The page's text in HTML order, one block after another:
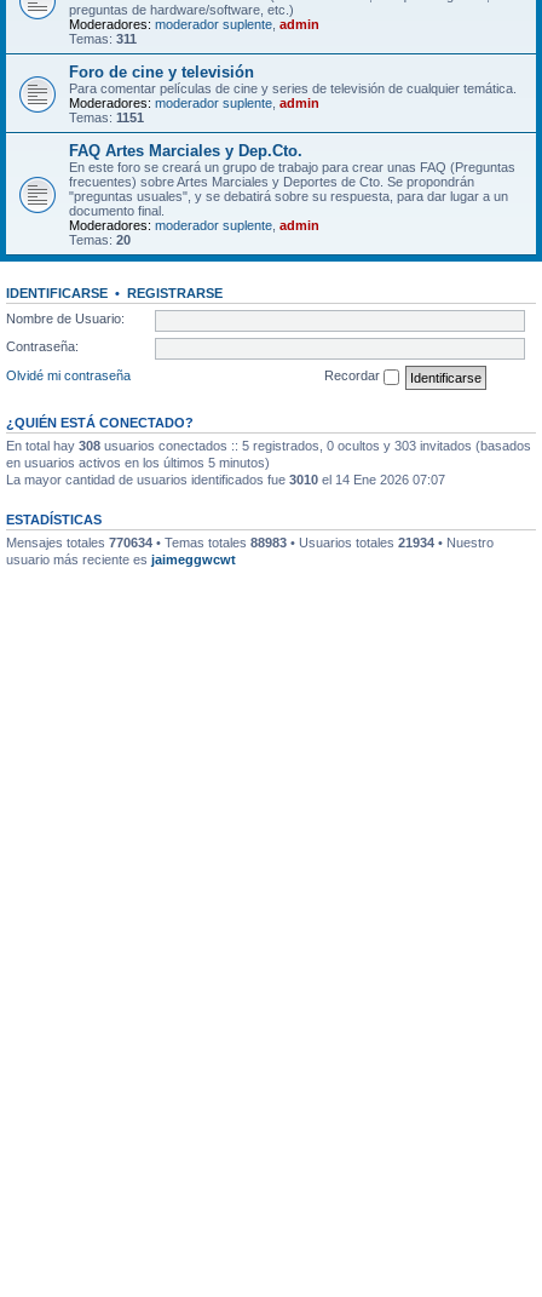
preguntas de hardware/software, etc.)
Moderadores: moderador suplente admin
Temas: 311
Foro de cine y televisión
Para comentar películas de cine y series de televisión de cualquier temática.
Moderadores: moderador suplente admin
Temas: 1151
FAQ Artes Marciales y Dep.Cto.
En este foro se creará un grupo de trabajo para crear unas FAQ (Preguntas
frecuentes) sobre Artes Marciales y Deportes de Cto. Se propondrán
"preguntas usuales", y se debatirá sobre su respuesta, para dar lugar a un
documento final.
Moderadores: moderador suplente admin
Temas: 20
IDENTIFICARSE • REGISTRARSE
Nombre de Usuario:
Contraseña:
Olvidé mi contraseña
Recordar
¿QUIÉN ESTÁ CONECTADO?
En total hay 308 usuarios conectados :: 5 registrados, 0 ocultos y 303 invitados (basados
en usuarios activos en los últimos 5 minutos)
La mayor cantidad de usuarios identificados fue 3010 el 14 Ene 2026 07:07
ESTADÍSTICAS
Mensajes totales 770634 • Temas totales 88983 • Usuarios totales 21934 • Nuestro
usuario más reciente es jaimeggwcwt